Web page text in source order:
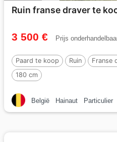
Ruin franse draver te
3 500 € Prijs
Paard te koop Ruin Franse
180 cm
België Hainaut Particulier